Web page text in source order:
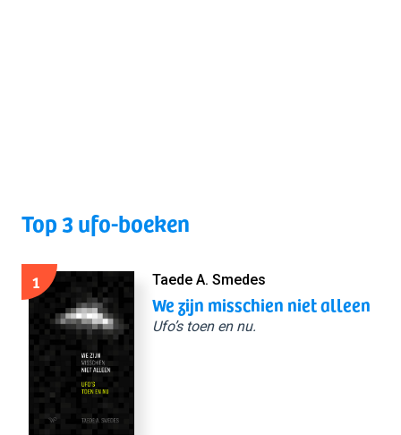
Top 3 ufo-boeken
1 Taede A. Smedes
We zijn misschien niet alleen
Ufo’s toen en nu.